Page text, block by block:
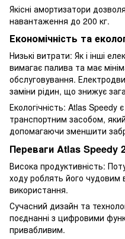
Якісні амортизатори
навантаження до 200 кг.
Економічність та
Низькі витрати: Як і інші
вимагає палива та має
обслуговування.
заміни рідин, що знижує
Екологічність: Atlas Speedy
транспортним засобом,
допомагаючи зменшити
Переваги Atlas Speedy
Висока продуктивність:
ходу роблять його
використання.
Сучасний дизайн та
поєднанні з цифровими
привабливим.